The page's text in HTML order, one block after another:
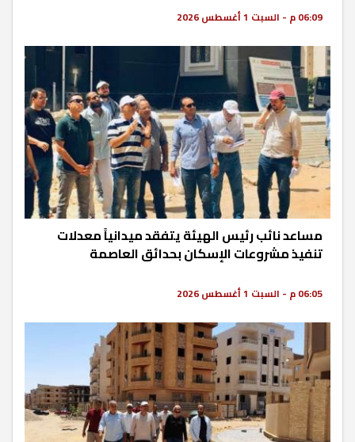
06:09 م - السبت 1 أغسطس 2026
مساعد نائب رئيس الهيئة يتفقد ميدانياً معدلات
تنفيذ مشروعات الإسكان بحدائق العاصمة
06:05 م - السبت 1 أغسطس 2026